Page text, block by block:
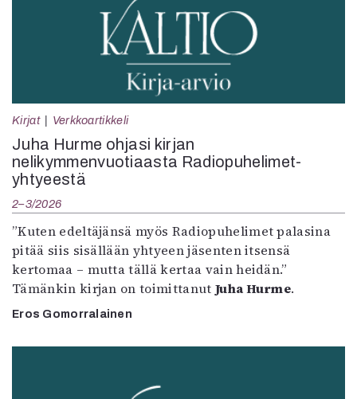
Kirjat Verkkoartikkeli
Juha Hurme ohjasi kirjan
nelikymmenvuotiaasta Radiopuhelimet-
yhtyeestä
2–3/2026
”Kuten edeltäjänsä myös Radiopuhelimet palasina
pitää siis sisällään yhtyeen jäsenten itsensä
kertomaa – mutta tällä kertaa vain heidän.”
Tämänkin kirjan on toimittanut Juha Hurme.
Eros Gomorralainen